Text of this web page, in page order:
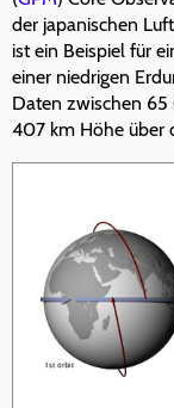
der japanischen
ist ein Beispiel für
einer niedrigen
Daten zwischen 65
407 km Höhe über